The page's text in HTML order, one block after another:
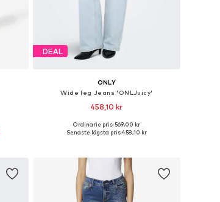
DEAL
ONLY
Wide leg Jeans 'ONLJuicy'
458,10 kr
Tillgänglig i många storlekar
Ordinarie pris: 569,00 kr
Senaste lägsta pris:458,10 kr